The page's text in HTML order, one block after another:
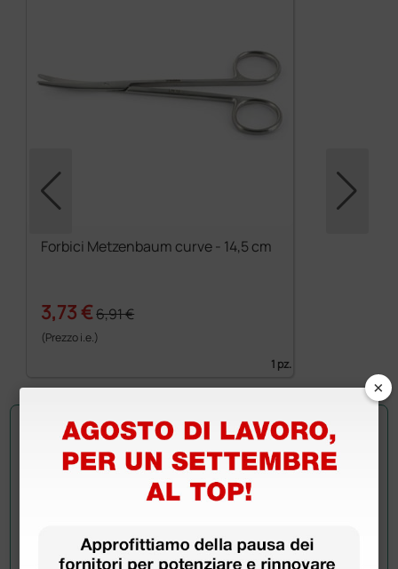
Forbici Metzenbaum curve - 14,5 cm
3,73 €6,91 €
(Prezzo i.e.)
1 pz.
Chiedi a un collega
×